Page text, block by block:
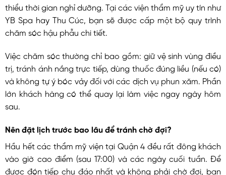
thiểu thời gian nghỉ dưỡng. Tại các viện thẩm mỹ uy tín như
YB Spa hay Thu Cúc, bạn sẽ được cấp một bộ quy trình
chăm sóc hậu phẫu chi tiết.
Việc chăm sóc thường chỉ bao gồm: giữ vệ sinh vùng điều
trị, tránh ánh nắng trực tiếp, dùng thuốc đúng liều (nếu có)
và không tự ý bóc vảy đối với các dịch vụ phun xăm. Phần
lớn khách hàng có thể quay lại làm việc ngay ngày hôm
sau.
Nên đặt lịch trước bao lâu để tránh chờ đợi?
Hầu hết các thẩm mỹ viện tại Quận 4 đều rất đông khách
vào giờ cao điểm (sau 17:00) và các ngày cuối tuần. Để
được đón tiếp chu đáo nhất và không phải chờ đợi, bạn